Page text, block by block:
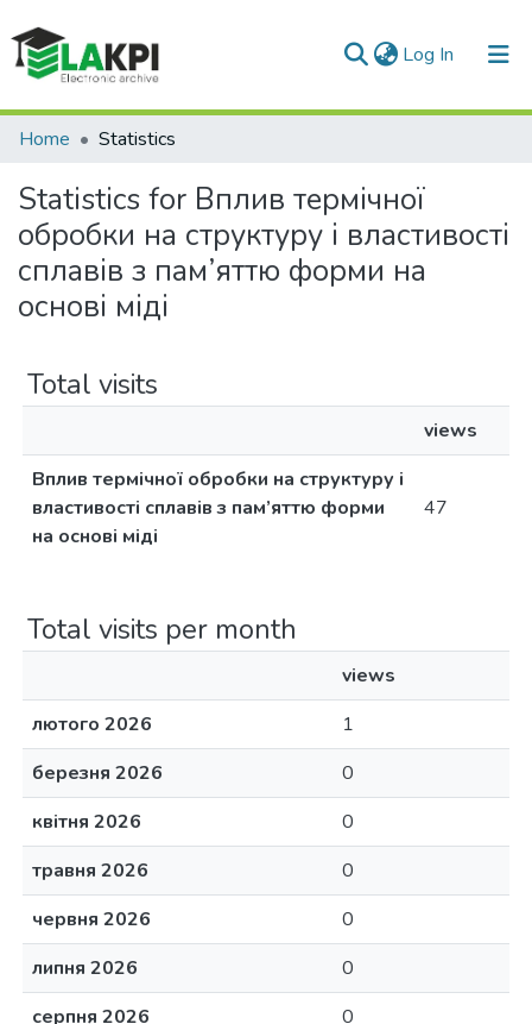
Log In (current)
Communities & Collections
All of DSpace
Home Statistics
Statistics for Вплив термічної
обробки на структуру і властивості
сплавів з пам’яттю форми на
основі міді
Total visits
views
Вплив термічної обробки на структуру і
властивості сплавів з пам’яттю форми
на основі міді
47
Total visits per month
views
лютого 2026
1
березня 2026
0
квітня 2026
0
травня 2026
0
червня 2026
0
липня 2026
0
серпня 2026
0